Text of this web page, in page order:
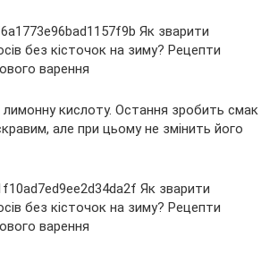
кислоту. Остання зробить смак
але при цьому не змінить його